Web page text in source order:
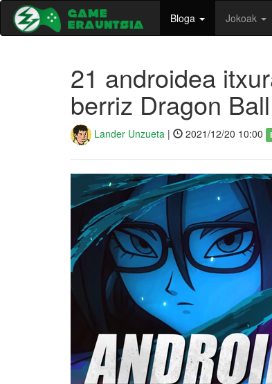
Bloga Jokoak
21 androidea
berriz Dragon
Lander Unzueta | 2021/12/20 10:00